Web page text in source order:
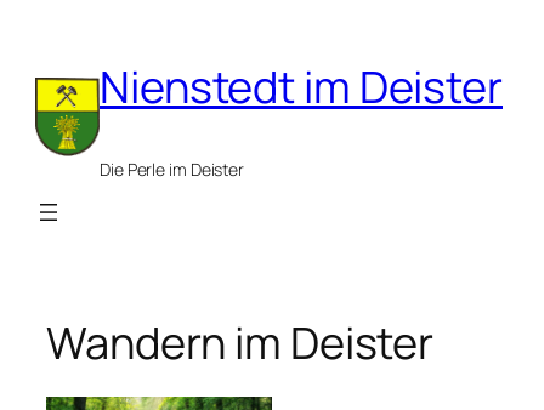
springenNienstedt im Deister
Die Perle im Deister
Wandern im Deister